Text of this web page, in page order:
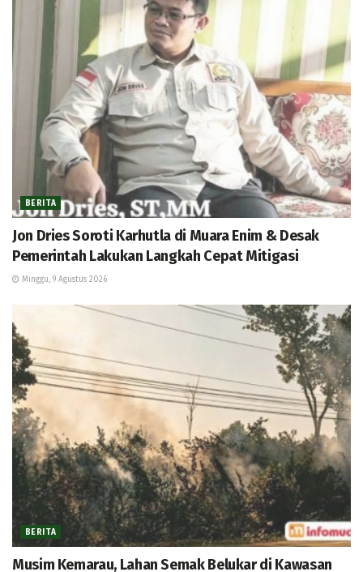
BERITA
Jon Dries Soroti Karhutla di Muara Enim & Desak
Pemerintah Lakukan Langkah Cepat Mitigasi
Minggu, 9 Agustus 2026
BERITA
Musim Kemarau, Lahan Semak Belukar di Kawasan